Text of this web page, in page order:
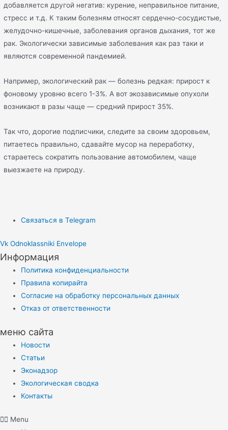
добавляется другой негатив: курение, неправильное питание,
стресс и т.д. К таким болезням относят сердечно-сосудистые,
желудочно-кишечные, заболевания органов дыхания, тот же
рак. Экологически зависимые заболевания как раз таки и
являются современной пандемией.
Например, экологический рак — болезнь редкая: прирост к
фоновому уровню всего 1-3%. А вот экозависимые опухоли
возникают в разы чаще — средний прирост 35%.
Так что, дорогие подписчики, следите за своим здоровьем,
питаетесь правильно, сдавайте мусор на переработку,
стараетесь сократить пользование автомобилем, чаще
выезжаете на природу.
Связаться в Telegram
Vk Odnoklassniki Envelope
Информация
Политика конфиденциальности
Правила копирайта
Согласие на обработку персональных данных
Отказ от ответственности
меню сайта
Новости
Статьи
Эконадзор
Экологическая сводка
Контакты
Menu